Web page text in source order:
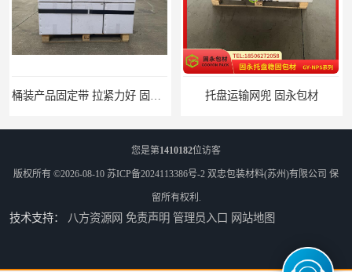
桶装产品固定带 拉紧力好 固永包材 托盘运输网兜 固永包材
您是第1410182位访客
版权所有 ©2026-08-10 苏ICP备2024113386号-2 双忠包装材料(苏州)有限公司 保
留所有权利.
技术支持： 八方资源网 免责声明 管理员入口 网站地图